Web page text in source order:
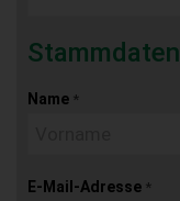
Stammdaten
Name *
E-Mail-Adresse *